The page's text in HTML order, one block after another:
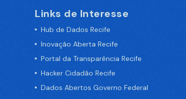
Links de Interesse
Hub de Dados Recife
Inovação Aberta Recife
Portal da Transparência Recife
Hacker Cidadão Recife
Dados Abertos Governo Federal